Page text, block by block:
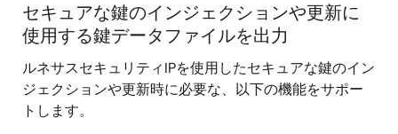
セキュアな鍵のインジェクションや更新に
使用する鍵データファイルを出力
ルネサスセキュリティIPを使用したセキュアな鍵のイン
ジェクションや更新時に必要な、以下の機能をサポー
トします。